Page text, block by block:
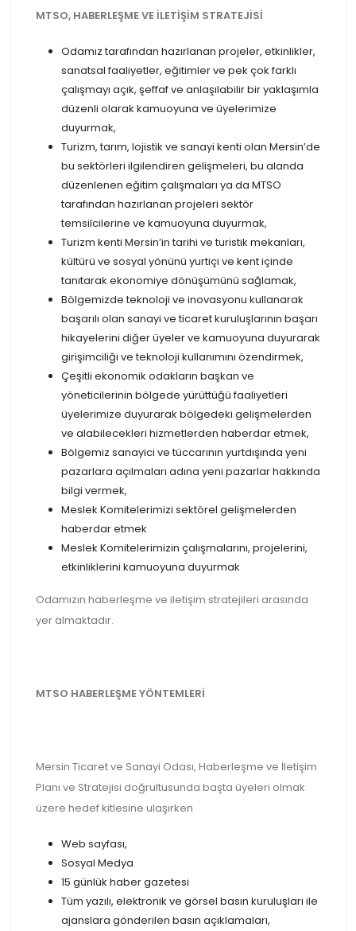
MTSO, HABERLEŞME VE İLETİŞİM STRATEJİSİ
Odamız tarafından hazırlanan projeler, etkinlikler,
sanatsal faaliyetler, eğitimler ve pek çok farklı
çalışmayı açık, şeffaf ve anlaşılabilir bir yaklaşımla
düzenli olarak kamuoyuna ve üyelerimize
duyurmak,
Turizm, tarım, lojistik ve sanayi kenti olan Mersin’de
bu sektörleri ilgilendiren gelişmeleri, bu alanda
düzenlenen eğitim çalışmaları ya da MTSO
tarafından hazırlanan projeleri sektör
temsilcilerine ve kamuoyuna duyurmak,
Turizm kenti Mersin’in tarihi ve turistik mekanları,
kültürü ve sosyal yönünü yurtiçi ve kent içinde
tanıtarak ekonomiye dönüşümünü sağlamak,
Bölgemizde teknoloji ve inovasyonu kullanarak
başarılı olan sanayi ve ticaret kuruluşlarının başarı
hikayelerini diğer üyeler ve kamuoyuna duyurarak
girişimciliği ve teknoloji kullanımını özendirmek,
Çeşitli ekonomik odakların başkan ve
yöneticilerinin bölgede yürüttüğü faaliyetleri
üyelerimize duyurarak bölgedeki gelişmelerden
ve alabilecekleri hizmetlerden haberdar etmek,
Bölgemiz sanayici ve tüccarının yurtdışında yeni
pazarlara açılmaları adına yeni pazarlar hakkında
bilgi vermek,
Meslek Komitelerimizi sektörel gelişmelerden
haberdar etmek
Meslek Komitelerimizin çalışmalarını, projelerini,
etkinliklerini kamuoyuna duyurmak
Odamızın haberleşme ve iletişim stratejileri arasında
yer almaktadır.
MTSO HABERLEŞME YÖNTEMLERİ
Mersin Ticaret ve Sanayi Odası, Haberleşme ve İletişim
Planı ve Stratejisi doğrultusunda başta üyeleri olmak
üzere hedef kitlesine ulaşırken
Web sayfası,
Sosyal Medya
15 günlük haber gazetesi
Tüm yazılı, elektronik ve görsel basın kuruluşları ile
ajanslara gönderilen basın açıklamaları,